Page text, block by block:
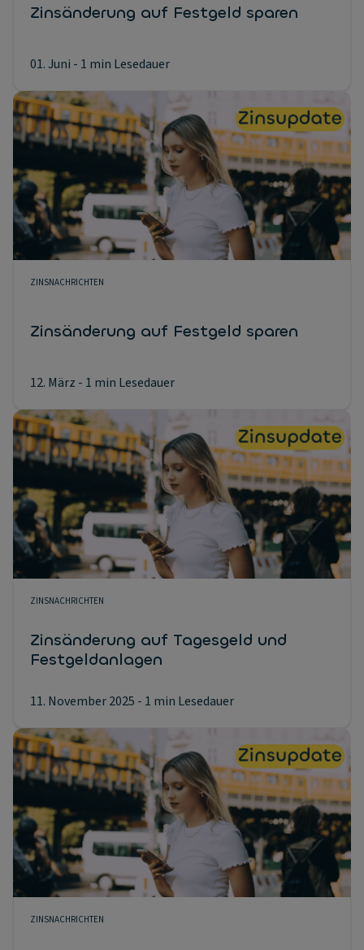
Zinsänderung auf Festgeld sparen
01. Juni - 1 min Lesedauer
ZINSNACHRICHTEN
Zinsänderung auf Festgeld sparen
12. März - 1 min Lesedauer
ZINSNACHRICHTEN
Zinsänderung auf Tagesgeld und
Festgeldanlagen
11. November 2025 - 1 min Lesedauer
ZINSNACHRICHTEN